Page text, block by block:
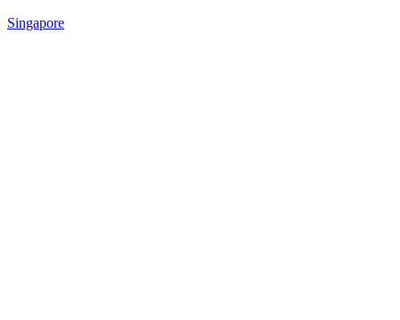
Singapore